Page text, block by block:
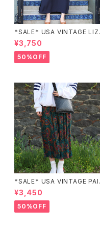
*SALE* USA VINTAGE LIZ
laiborne EMBROIDERY DES
IGN NAVY ONE PIECE/アメリ
カ古着刺繍デザインネイビーワ
ンピース
¥3,750
50%OFF
*SALE* USA VINTAGE
LEY PATTERNED DESIGN S
KIRT/アメリカ古着ペイズリー
柄デザインスカート
¥3,450
50%OFF